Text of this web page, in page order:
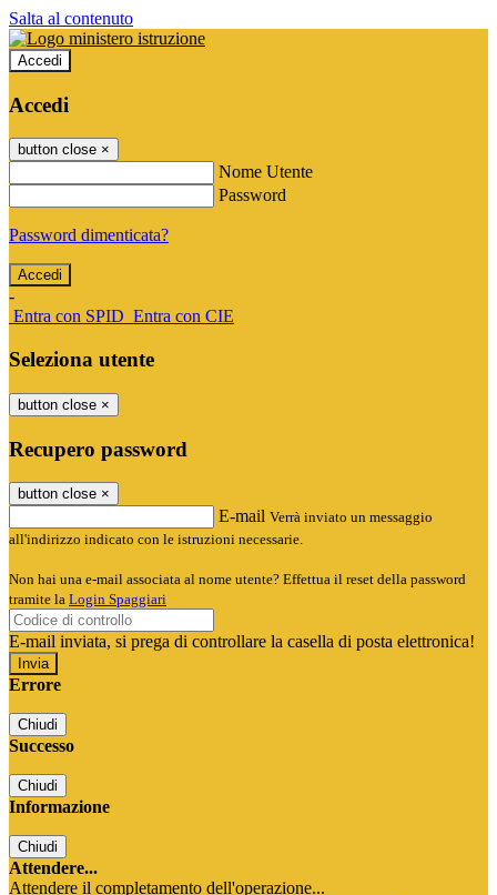
Salta al contenuto
Accedi
Accedi
button close ×
Nome Utente
Password
Password dimenticata?
-
Entra con SPID Entra con CIE
Seleziona utente
button close ×
Recupero password
button close ×
E-mail Verrà inviato un messaggio
all'indirizzo indicato con le istruzioni necessarie.
Non hai una e-mail associata al nome utente? Effettua il reset della password
tramite la Login Spaggiari
E-mail inviata, si prega di controllare la casella di posta elettronica!
Errore
Chiudi
Successo
Chiudi
Informazione
Chiudi
Attendere...
Attendere il completamento dell'operazione...